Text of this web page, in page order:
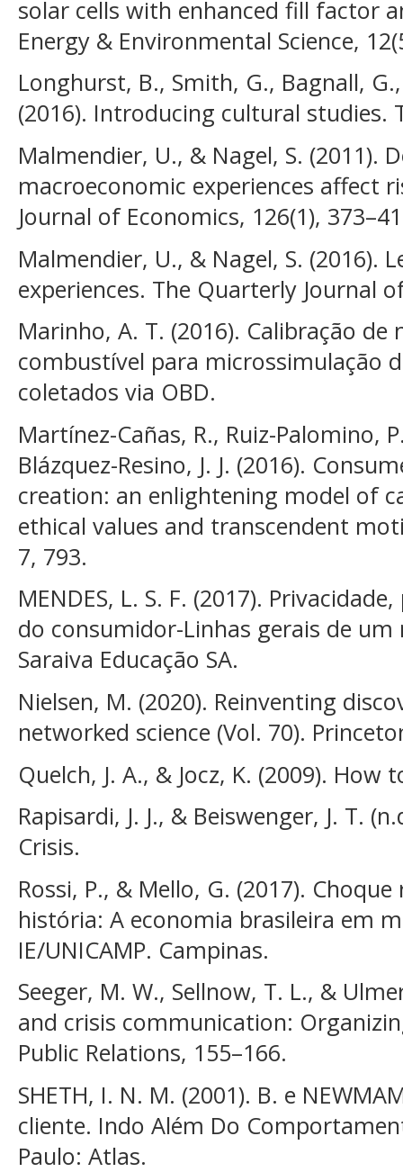
solar cells with enhanced fill factor
Energy & Environmental Science,
Longhurst, B., Smith, G., Bagnall,
(2016). Introducing cultural studies.
Malmendier, U., & Nagel, S. (2011).
macroeconomic experiences affect
Journal of Economics, 126(1),
Malmendier, U., & Nagel, S. (2016).
experiences. The Quarterly Journal
Marinho, A. T. (2016). Calibração
combustível para microssimulação
coletados via OBD.
Martínez-Cañas, R., Ruiz-Palomino,
Blázquez-Resino, J. J. (2016).
creation: an enlightening model of
ethical values and transcendent
7, 793.
MENDES, L. S. F. (2017).
do consumidor-Linhas gerais de
Saraiva Educação SA.
Nielsen, M. (2020). Reinventing
networked science (Vol. 70).
Quelch, J. A., & Jocz, K. (2009).
Rapisardi, J. J., & Beiswenger, J. T.
Crisis.
Rossi, P., & Mello, G. (2017).
história: A economia brasileira em
IE/UNICAMP. Campinas.
Seeger, M. W., Sellnow, T. L., &
and crisis communication:
Public Relations, 155–166.
SHETH, I. N. M. (2001). B. e
cliente. Indo Além Do
Paulo: Atlas.